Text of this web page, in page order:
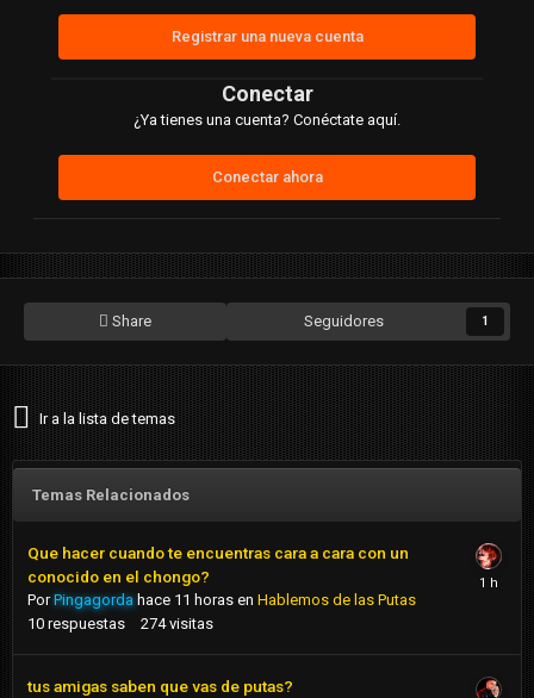
Registrar una nueva cuenta
Conectar
¿Ya tienes una cuenta? Conéctate aquí.
Conectar ahora
Share Seguidores 1
Ir a la lista de temas
Temas Relacionados
Que hacer cuando te encuentras cara a cara con un
conocido en el chongo?
PorPingagorda hace 11 horas en Hablemos de las Putas
10 respuestas 274 visitas
tus amigas saben que vas de putas?